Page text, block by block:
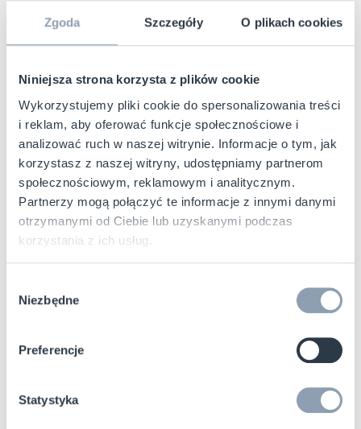
Zgoda Szczegóły O plikach cookies
Niniejsza strona korzysta z plików cookie
Wykorzystujemy pliki cookie do spersonalizowania treści
i reklam, aby oferować funkcje społecznościowe i
analizować ruch w naszej witrynie. Informacje o tym, jak
korzystasz z naszej witryny, udostępniamy partnerom
społecznościowym, reklamowym i analitycznym.
Partnerzy mogą połączyć te informacje z innymi danymi
otrzymanymi od Ciebie lub uzyskanymi podczas
korzystania z ich usług.
zgody
Niezbędne
Preferencje
Statystyka
UHF 902–928 MHz), limity mocy urządzeń,
wymagania testowe oraz zasady
wpływać na inne systemy łączności.
Dlaczego regulacje ETSI i FCC
mają znaczenie w projektach
RFID?
Podmioty regulacyjne, takie jak ETSI oraz FCC,
bezpiecznego i efektywnego wykorzystania
RFID. Bez regulacji urządzenia mogłyby
sektorach, takich jak zdrowie, transport czy